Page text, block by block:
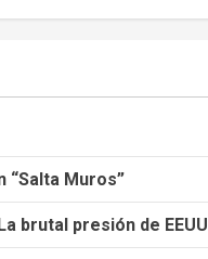
“Salta Muros”
brutal presión de EEUU